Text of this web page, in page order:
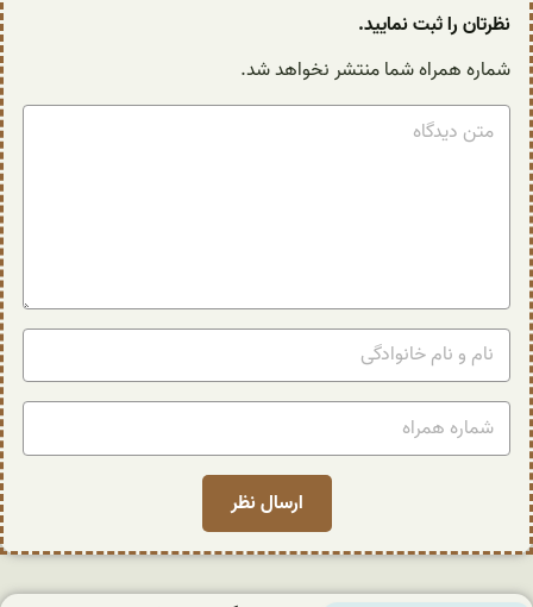
نظرتان را ثبت نمایید.
شماره همراه شما منتشر نخواهد شد.